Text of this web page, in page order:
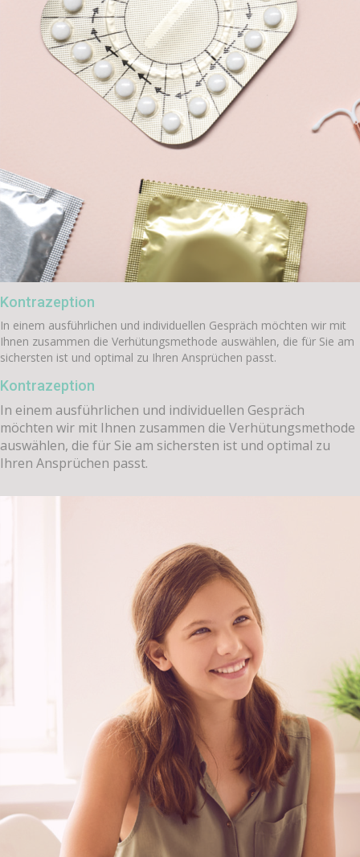
Kontrazeption
In einem ausführlichen und individuellen Gespräch möchten wir mit
Ihnen zusammen die Verhütungsmethode auswählen, die für Sie am
sichersten ist und optimal zu Ihren Ansprüchen passt.
Kontrazeption
In einem ausführlichen und individuellen Gespräch
möchten wir mit Ihnen zusammen die Verhütungsmethode
auswählen, die für Sie am sichersten ist und optimal zu
Ihren Ansprüchen passt.